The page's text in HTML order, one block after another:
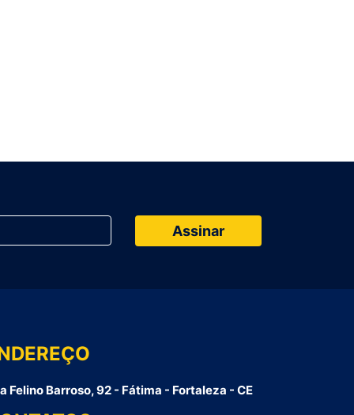
Felino Barroso, 92 - Fátima - Fortaleza - CE